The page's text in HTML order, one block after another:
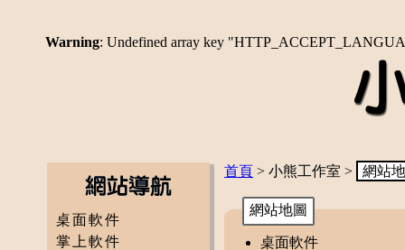
Warning: Undefined array key
桌面軟件
掌上軟件
首頁 > 小熊工作室 > 網站
網站地圖
桌面軟件